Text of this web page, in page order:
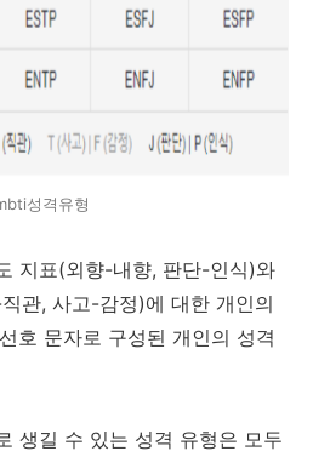
성격유형
지표(외향-내향, 판단-인식)와
관, 사고-감정)에 대한 개인의
호 문자로 구성된 개인의 성격
생길 수 있는 성격 유형은 모두